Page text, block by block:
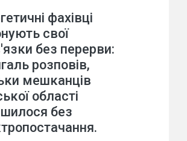
фахівці
свої
без перерви:
розповів,
мешканців
області
без